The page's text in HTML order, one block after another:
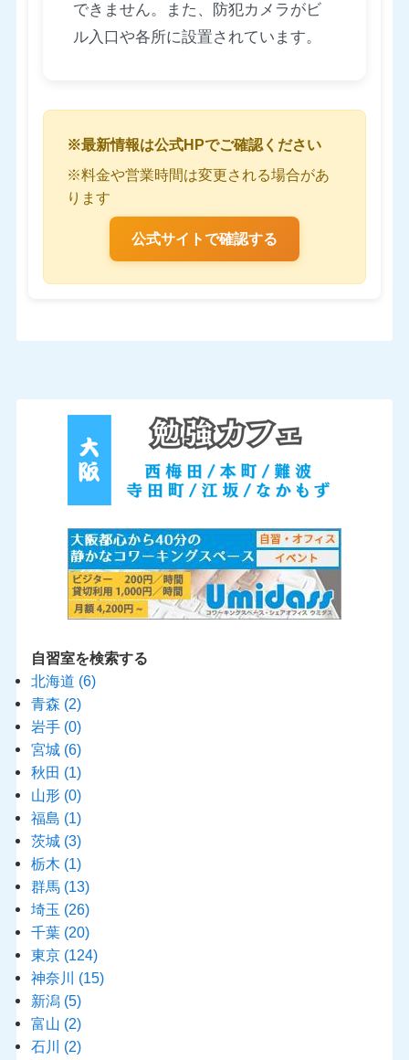
できません。また、防犯カメラがビ
ル入口や各所に設置されています。
※最新情報は公式HPでご確認ください
※料金や営業時間は変更される場合があ
ります
公式サイトで確認する
自習室を検索する
北海道 (6)
青森 (2)
岩手 (0)
宮城 (6)
秋田 (1)
山形 (0)
福島 (1)
茨城 (3)
栃木 (1)
群馬 (13)
埼玉 (26)
千葉 (20)
東京 (124)
神奈川 (15)
新潟 (5)
富山 (2)
石川 (2)